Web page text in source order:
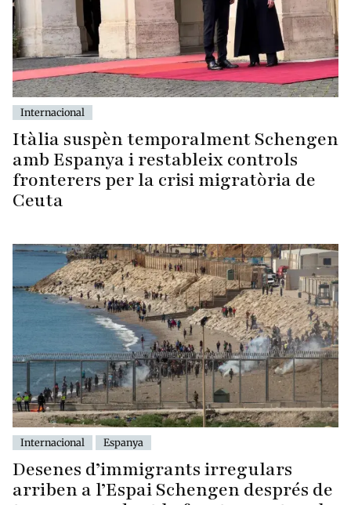
Internacional
Itàlia suspèn temporalment Schengen
amb Espanya i restableix controls
fronterers per la crisi migratòria de
Ceuta
Internacional Espanya
Desenes d’immigrants irregulars
arriben a l’Espai Schengen després de